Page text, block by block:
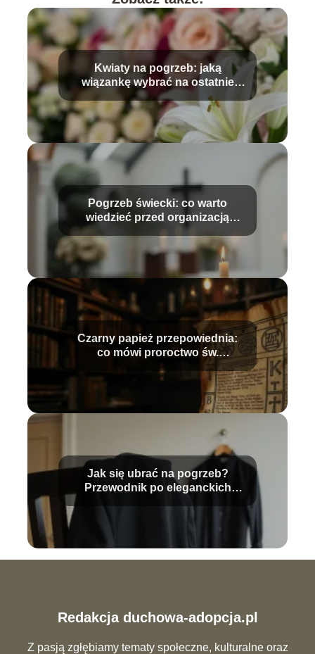
Kwiaty na pogrzeb: jaką
wiązankę wybrać na ostatnie
pożegnanie?
Pogrzeb świecki: co warto
wiedzieć przed organizacją
ceremonii?
Czarny papież przepowiednia:
co mówi proroctwo św.
Malachiasza?
Jak się ubrać na pogrzeb?
Przewodnik po eleganckich
Redakcja duchowa-adopcja.pl
Z pasją zgłębiamy tematy społeczne, kulturalne oraz